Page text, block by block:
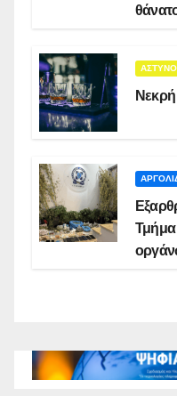
Τμήμα